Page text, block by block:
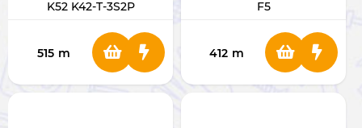
K52 K42-T-3S2P
515 m
F5
412 m